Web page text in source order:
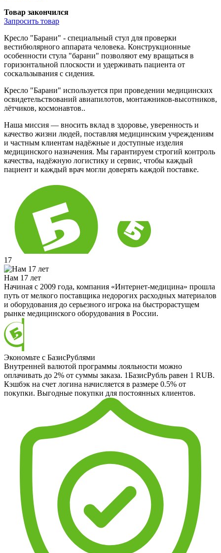
Товар закончился
Запросить товар
Кресло "Барани" - специальный стул для проверки
вестибюлярного аппарата человека. Конструкционные
особенности стула "барани" позволяют ему вращаться в
горизонтальной плоскости и удерживать пациента от
соскальзывания с сидения.
Кресло "Барани" используется при проведении медицинских
освидетельствований авиапилотов, монтажников-высотников,
лётчиков, космонавтов..
Наша миссия — вносить вклад в здоровье, уверенность и
качество жизни людей, поставляя медицинским учреждениям
и частным клиентам надёжные и доступные изделия
медицинского назначения. Мы гарантируем строгий контроль
качества, надёжную логистику и сервис, чтобы каждый
пациент и каждый врач могли доверять каждой поставке.
17
Нам 17 лет
Начиная с 2009 года, компания «Интернет-медицина» прошла
путь от мелкого поставщика недорогих расходных материалов
и оборудования до серьезного игрока на быстрорастущем
рынке медицинского оборудования в России.
Экономьте с БазисРублями
Внутренней валютой программы лояльности можно
оплачивать до 2% от суммы заказа. 1БазисРубль равен 1 RUB.
Кэшбэк на счет логина начисляется в размере 0.5% от
покупки. Выгодные покупки для постоянных клиентов.